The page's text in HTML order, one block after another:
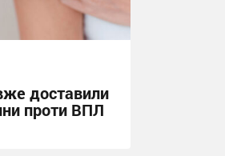
доставили
проти ВПЛ